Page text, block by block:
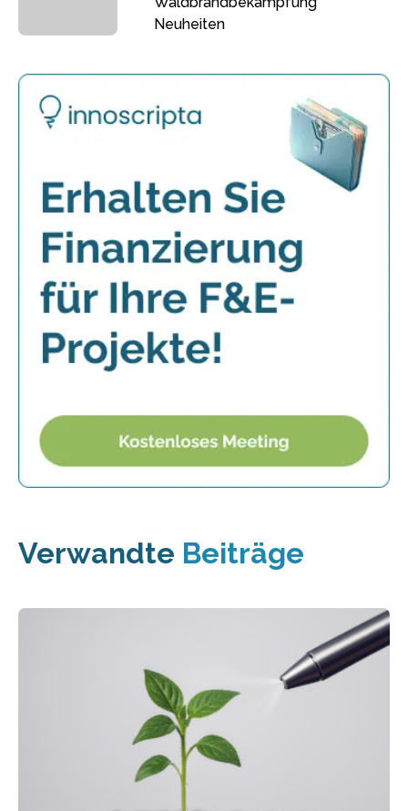
Neuheiten
Verwandte Beiträge